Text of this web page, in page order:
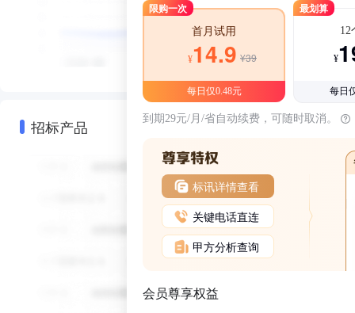
招标产品
限购一次
首月试用
¥14.9 ¥39
每日仅0.48元
最划算
12
¥
每日
到期29元/月/省自动续费，可随时取消。
标讯详情查看
关键电话直连
甲方分析查询
会员尊享权益